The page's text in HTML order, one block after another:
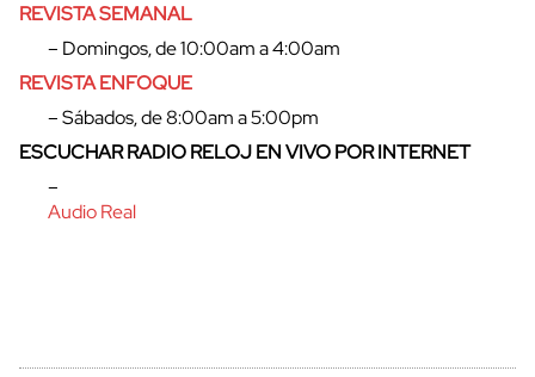
cerrar
REVISTA SEMANAL
– Domingos, de 10:00am a 4:00am
REVISTA ENFOQUE
– Sábados, de 8:00am a 5:00pm
ESCUCHAR RADIO RELOJ EN VIVO POR INTERNET
–
Audio Real